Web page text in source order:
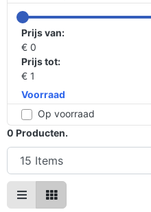
Prijs van:
€ 0
Prijs tot:
€ 1
Voorraad
Op voorraad
0 Producten.